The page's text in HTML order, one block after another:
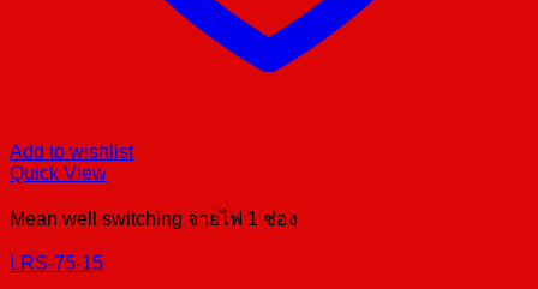
Add to wishlist
Quick View
Mean well switching จ่ายไฟ 1 ช่อง
LRS-75-15